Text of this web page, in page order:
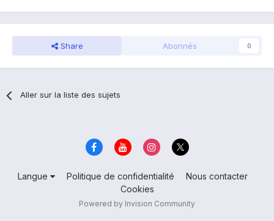
Share Abonnés 0
Aller sur la liste des sujets
Langue Politique de confidentialité
Nous contacter
Cookies
Powered by Invision Community